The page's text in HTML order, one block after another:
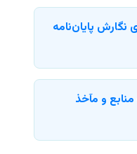
نگارش پایان‌نامه
و مآخذ